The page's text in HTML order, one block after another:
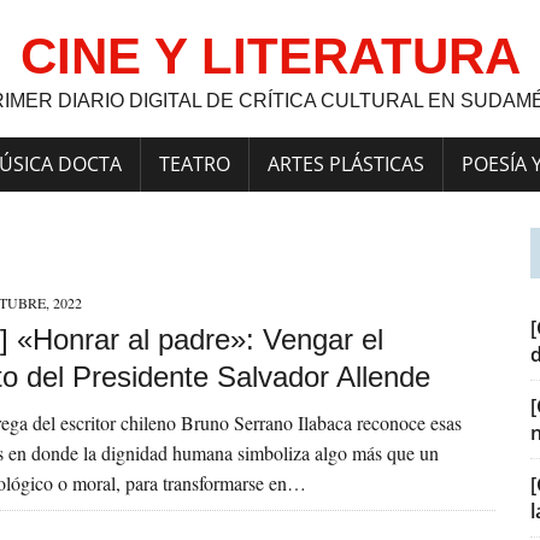
CINE Y LITERATURA
DIARIO DIGITAL DE CRÍTICA CULTURAL EN
DOCTA TEATRO ARTES PLÁSTICAS POESÍA
2022
«Honrar al padre»: Vengar el
del Presidente Salvador Allende
del escritor chileno Bruno Serrano Ilabaca reconoce esas
en donde la dignidad humana simboliza algo más que un
o moral, para transformarse en…